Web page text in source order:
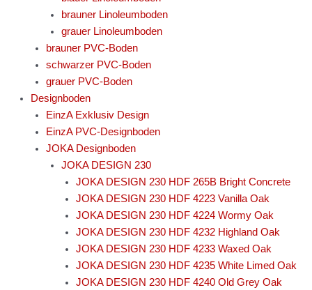
brauner Linoleumboden
grauer Linoleumboden
brauner PVC-Boden
schwarzer PVC-Boden
grauer PVC-Boden
Designboden
EinzA Exklusiv Design
EinzA PVC-Designboden
JOKA Designboden
JOKA DESIGN 230
JOKA DESIGN 230 HDF 265B Bright Concrete
JOKA DESIGN 230 HDF 4223 Vanilla Oak
JOKA DESIGN 230 HDF 4224 Wormy Oak
JOKA DESIGN 230 HDF 4232 Highland Oak
JOKA DESIGN 230 HDF 4233 Waxed Oak
JOKA DESIGN 230 HDF 4235 White Limed Oak
JOKA DESIGN 230 HDF 4240 Old Grey Oak